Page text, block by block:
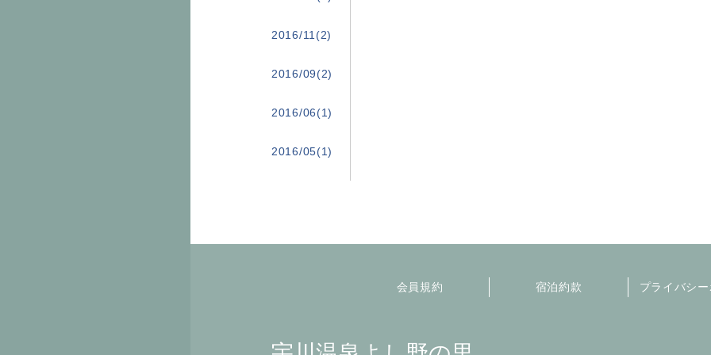
2016/11(2)
2016/09(2)
2016/06(1)
2016/05(1)
会員規約 宿泊約款 プライバシ